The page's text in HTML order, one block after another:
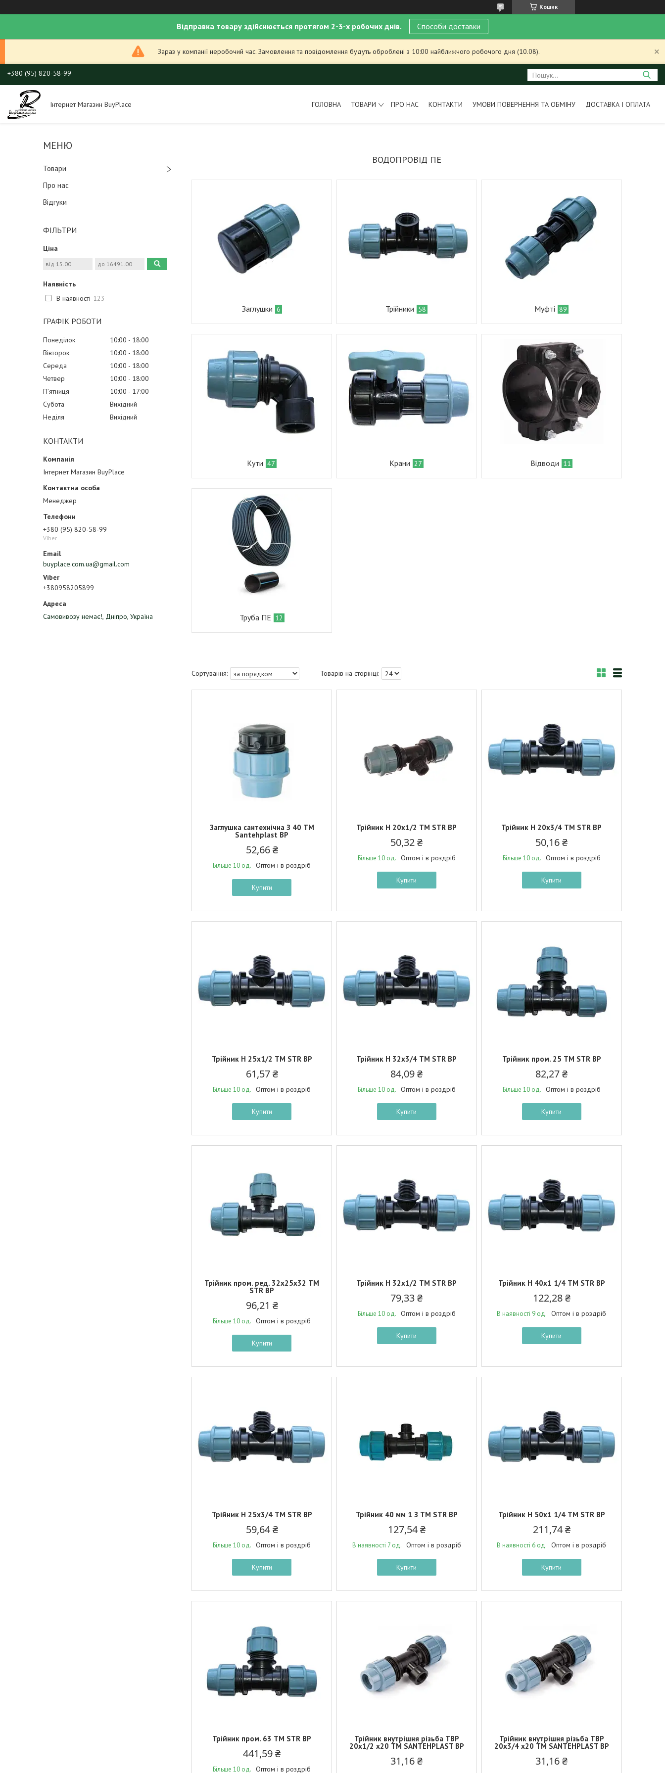
Кошик
Відправка товару здійснюється протягом 2-3-х робочих днів. Способи доставки
Зараз у компанії неробочий час. Замовлення та повідомлення будуть оброблені з 10:00 найближчого робочого дня (10.08).
+380 (95) 820-58-99
Інтернет Магазин BuyPlace ГОЛОВНА ТОВАРИ ПРО НАС КОНТАКТИ УМОВИ ПОВЕРНЕННЯ ТА ОБМІНУ ДОСТАВКА І ОПЛАТА
Товари
Про нас
Відгуки
ФІЛЬТРИ
Ціна
Наявність
В наявності 123
ГРАФІК РОБОТИ
Понеділок 10:00
18:00
Вівторок
10:00
18:00
Середа
10:00
18:00
Четвер
10:00
18:00
Пʼятниця
10:00
17:00
Субота
Вихідний
Неділя
Вихідний
КОНТАКТИ
Інтернет Магазин BuyPlace
Менеджер
+380 (95) 820-58-99
Viber
buyplace.com.ua@gmail.com
+380958205899
Самовивозу немає!, Дніпро, Україна
ВОДОПРОВІД ПЕ
Заглушки 6 Трійники 58 Муфті 89
Кути 47 Крани 27 Відводи 11
Труба ПЕ 12
Заглушка сантехнічна З 40 ТМ
Santehplast BP
52,66 ₴
Більше 10 од. Оптом і в роздріб
Купити
Трійник Н 20х1/2 ТМ STR BP
50,32 ₴
Більше 10 од. Оптом і в роздріб
Купити
Трійник Н 20х3/4 ТМ STR BP
50,16 ₴
Більше 10 од. Оптом і в роздріб
Купити
Трійник Н 25х1/2 ТМ STR BP
61,57 ₴
Більше 10 од. Оптом і в роздріб
Купити
Трійник Н 32х3/4 ТМ STR BP
84,09 ₴
Більше 10 од. Оптом і в роздріб
Купити
Трійник пром. 25 ТМ STR BP
82,27 ₴
Більше 10 од. Оптом і в роздріб
Купити
Трійник пром. ред. 32х25х32 ТМ
STR BP
96,21 ₴
Більше 10 од. Оптом і в роздріб
Купити
Трійник Н 32х1/2 ТМ STR BP
79,33 ₴
Більше 10 од. Оптом і в роздріб
Купити
Трійник Н 40х1 1/4 ТМ STR BP
122,28 ₴
В наявності 9 од. Оптом і в роздріб
Купити
Трійник Н 25х3/4 ТМ STR BP
59,64 ₴
Більше 10 од. Оптом і в роздріб
Купити
Трійник 40 мм 1 З ТМ STR BP
127,54 ₴
В наявності 7 од. Оптом і в роздріб
Купити
Трійник Н 50х1 1/4 ТМ STR BP
211,74 ₴
В наявності 6 од. Оптом і в роздріб
Купити
Трійник пром. 63 ТМ STR BP
441,59 ₴
Більше 10 од. Оптом і в роздріб
Трійник внутрішня різьба ТВР
20x1/2 x20 ТМ SANTEHPLAST BP
31,16 ₴
Трійник внутрішня різьба ТВР
20x3/4 x20 ТМ SANTEHPLAST BP
31,16 ₴